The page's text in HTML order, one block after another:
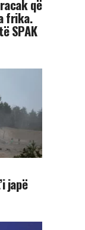
që
frika.
SPAK
japë